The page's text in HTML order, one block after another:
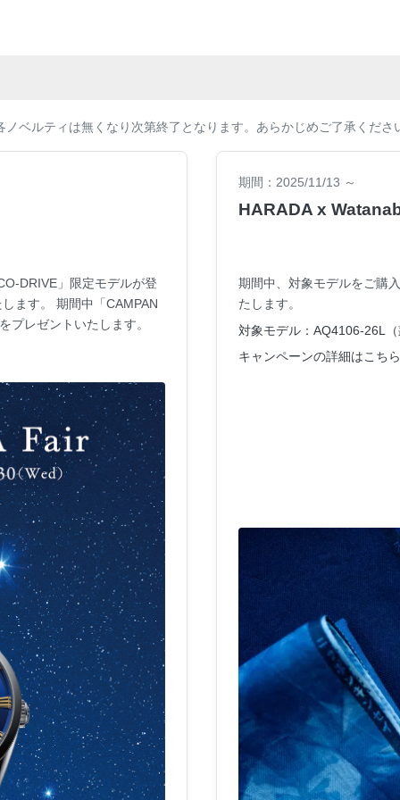
ベルティは無くなり次第終了となります。あらかじめご了承くださ
DRIVE」限定モデルが登
ます。 期間中「CAMPAN
プレゼントいたします。
期間：2025/11/13 ～
HARADA x
期間中、対象モデルをご購
たします。
対象モデル：AQ4106-26L
キャンペーンの詳細はこち